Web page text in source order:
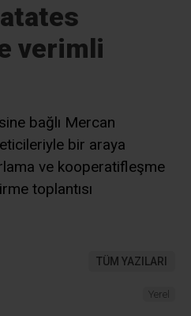
verimli
bağlı Mercan
bir araya
ve kooperatifleşme
toplantısı
TÜM YAZILARI
Yerel